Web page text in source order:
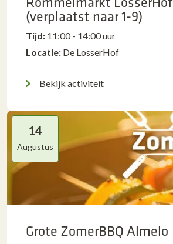
(verplaatst naar 1-9)
Tijd: 11:00 - 14:00 uur
Locatie: De LosserHof
Bekijk activiteit
14
Augustus
Grote ZomerBBQ Almelo